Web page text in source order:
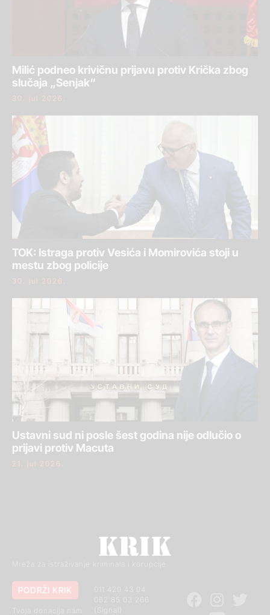
Milić podneo krivičnu prijavu protiv Krička zbog
slučaja „Senjak“
30. jul 2026.
TOK: Istraga protiv Vesića i Momirovića stoji u
mestu zbog policije
30. jul 2026.
Ustavni sud ni posle šest godina nije odlučio o
prijavi protiv Macuta
21. jul 2026.
Mreža za istraživanje kriminala i korupcije
011 420 43 04
PODRŽI KRIK